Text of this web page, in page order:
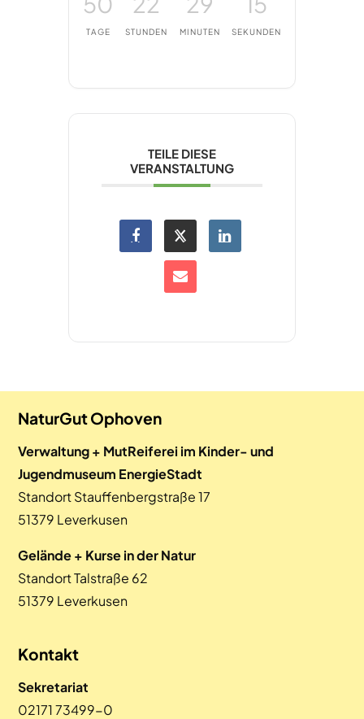
TAGE STUNDEN MINUTEN SEKUNDEN
TEILE DIESE
VERANSTALTUNG
NaturGut Ophoven
Verwaltung + MutReiferei im Kinder- und
Jugendmuseum EnergieStadt
Standort Stauffenbergstraße 17
51379 Leverkusen
Gelände + Kurse in der Natur
Standort Talstraße 62
51379 Leverkusen
Kontakt
Sekretariat
02171 73499-0